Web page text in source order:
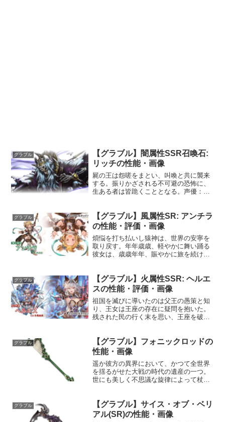
グラブル
【グラブル】闇属性SSR召喚石:
リッチの性能・画像
屍の王は怨嗟をまとい、叫喚と共に襲来
する。振りかざされる不可避の恐怖に、
生ある者は皆跪くこととなる。声優：？
ダメージ(特大)敵全体に毒効果を付与〔通
常枠/...
グラブル
【グラブル】風属性SR: アンチラ
の性能・評価・画像
煩悩を打ち払いし猿神は、世界の安寧を
取り戻す。年年歳歳、軽やかに舞い踊る
彼女は、歳歳年年、賑やかに旅を続ける
もふ好き：わたあめ、里のみんな苦手：
眠気（不機嫌になる...
グラブル
【グラブル】火属性SSR: ヘルエ
スの性能・評価・画像
祖国を滅びに導いたのは父王の愚策と知
り、王女は王座の存在に疑問を抱いた。
残された民の行く末を思い、王座を破棄
は、空恐ろしい程に自由な世界だった。
プロフィール年齢：27歳身...
グラブル
【グラブル】フォニックロッドの
性能・画像
遥か彼方の異界において、かつて全世界
を揺るがせた大戦の時代の遺産の一つ。
世にも美しく不思議な旋律によって杖の
段階光杖HP攻撃力MAXLv2301730100奥
義エクレー...
グラブル
【グラブル】サイス・オブ・ベリ
アル(SR)の性能・画像